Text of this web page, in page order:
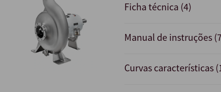
Ficha técnica (4)
Manual de instruções
Curvas características